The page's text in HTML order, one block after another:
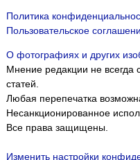
Политика
Пользовательское
О фотографиях и других
Мнение редакции не всегда
статей.
Любая перепечатка
Несанкционированное
Все права защищены.
Изменить настройки